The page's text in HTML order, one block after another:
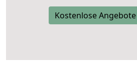
Kostenlose